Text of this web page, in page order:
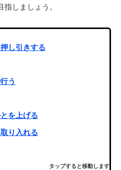
しましょう。
し引きする
う
を上げる
り入れる
タップすると移動します